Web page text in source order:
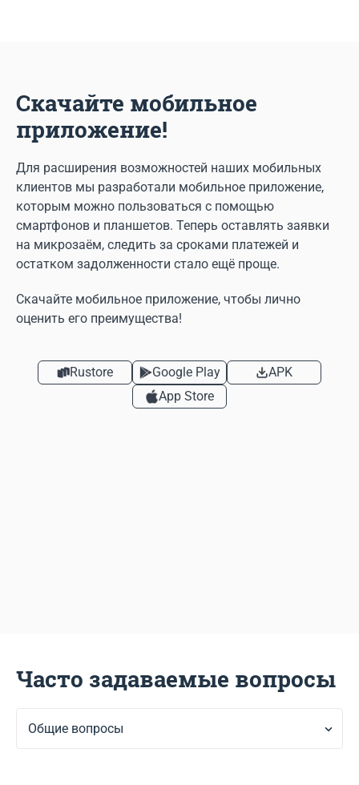
Скачайте мобильное
приложение!
Для расширения возможностей наших мобильных
клиентов мы разработали мобильное приложение,
которым можно пользоваться с помощью
смартфонов и планшетов. Теперь оставлять заявки
на микрозаём, следить за сроками платежей и
остатком задолженности стало ещё проще.
Скачайте мобильное приложение, чтобы лично
оценить его преимущества!
Rustore Google Play
APK
App Store
Часто задаваемые вопросы
Общие вопросы